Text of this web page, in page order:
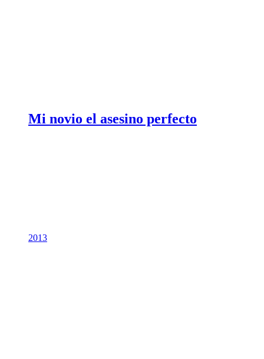
Mi novio el asesino perfecto
2013